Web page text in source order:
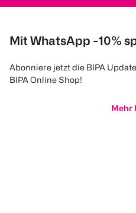
Mit WhatsApp -10%
Abonniere jetzt die BIPA
BIPA Online Shop!
Mehr